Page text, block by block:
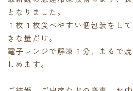
となりました。
１枚１枚食べやすい個包装をし
きな量だけ。
電子レンジで解凍１分、まるで
しめます。